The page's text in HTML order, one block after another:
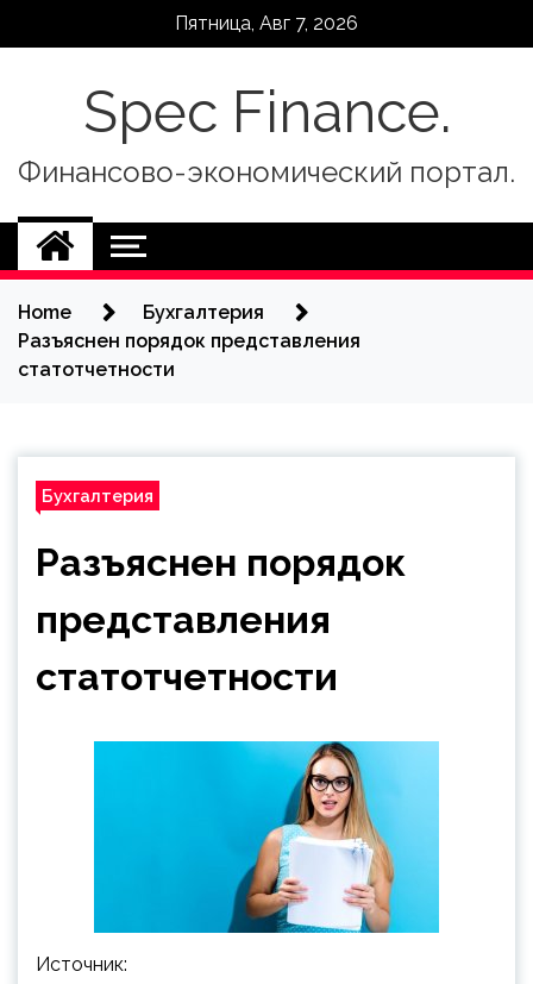
Пятница, Авг 7, 2026
Spec Finance.
Финансово-экономический портал.
Home
Бухгалтерия
Разъяснен порядок представления
статотчетности
Бухгалтерия
Разъяснен порядок
представления
статотчетности
Источник: